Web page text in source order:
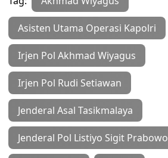
Asisten Utama Operasi Kapolri
Irjen Pol Akhmad Wiyagus
Irjen Pol Rudi Setiawan
Jenderal Asal Tasikmalaya
Jenderal Pol Listiyo Sigit Prabowo